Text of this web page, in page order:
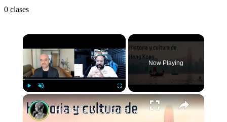
0 clases
Play Unmute Fullscreen
Now Playing
Historia y cultura de Hong Kong: una perspectiva comparativa con China